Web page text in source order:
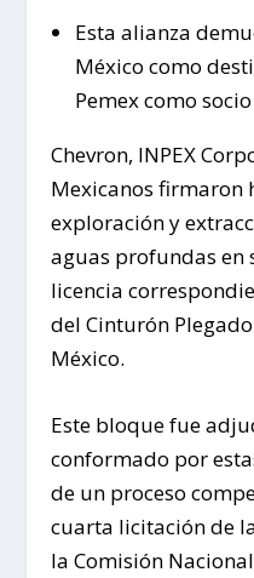
Esta alianza
México como
Pemex como
Chevron, INPEX
Mexicanos firmaron
exploración y
aguas profundas
licencia
del Cinturón
México.
Este bloque fue
conformado por
de un proceso
cuarta licitación de
la Comisión